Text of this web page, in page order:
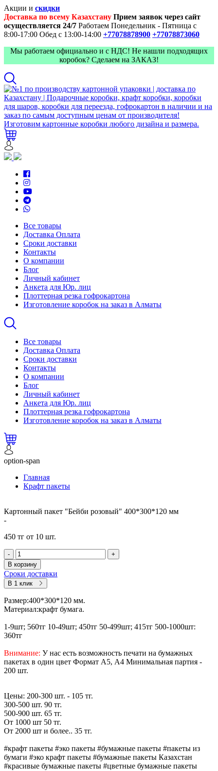
Акции и скидки
Доставка по всему Казахстану Прием заявок через сайт
осуществляется 24/7 Работаем Понедельник - Пятница с
8:00-17:00 Обед с 13:00-14:00 +77078878900 +77078873060
Мы работаем официально и с НДС! Не нашли подходящих
коробок? Сделаем на ЗАКАЗ!
Все товары
Доставка Оплата
Сроки доставки
Контакты
О компании
Блог
Личный кабинет
Анкета для Юр. лиц
Плоттерная резка гофрокартона
Изготовление коробок на заказ в Алматы
Все товары
Доставка Оплата
Сроки доставки
Контакты
О компании
Блог
Личный кабинет
Анкета для Юр. лиц
Плоттерная резка гофрокартона
Изготовление коробок на заказ в Алматы
option-span
Главная
Крафт пакеты
Картонный пакет "Бейби розовый" 400*300*120 мм
-
450 тг от 10 шт.
-
+
В корзину
Сроки доставки
В 1 клик
Размер:400*300*120 мм.
Материал:крафт бумага.
1-9шт; 560тг 10-49шт; 450тг 50-499шт; 415тг 500-1000шт:
360тг
Внимание: У нас есть возможность печати на бумажных
пакетах в один цвет Формат А5, А4 Минимальная партия -
200 шт.
Цены: 200-300 шт. - 105 тг.
300-500 шт. 90 тг.
500-900 шт. 65 тг.
От 1000 шт 50 тг.
От 2000 шт и более.. 35 тг.
#крафт пакеты #эко пакеты #бумажные пакеты #пакеты из
бумаги #эко крафт пакеты #бумажные пакеты Казахстан
#красивые бумажные пакеты #цветные бумажные пакеты